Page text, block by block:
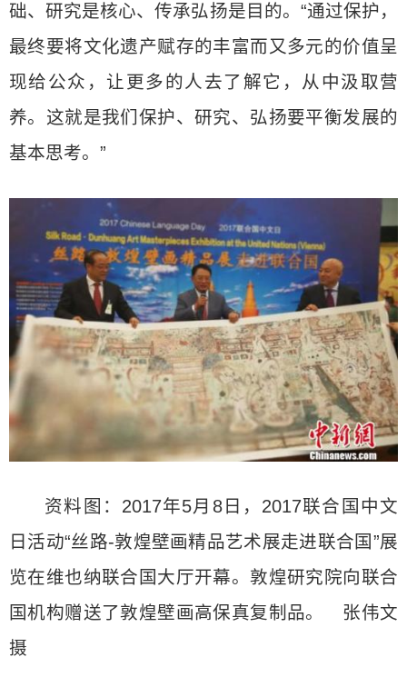
础、研究是核心、传承弘扬是目的。“通过保护，
最终要将文化遗产赋存的丰富而又多元的价值呈
现给公众，让更多的人去了解它，从中汲取营
养。这就是我们保护、研究、弘扬要平衡发展的
基本思考。”
资料图：2017年5月8日，2017联合国中文
日活动“丝路-敦煌壁画精品艺术展走进联合国”展
览在维也纳联合国大厅开幕。敦煌研究院向联合
国机构赠送了敦煌壁画高保真复制品。 张伟文
摄